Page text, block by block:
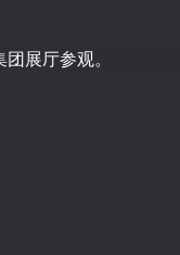
展厅参观。